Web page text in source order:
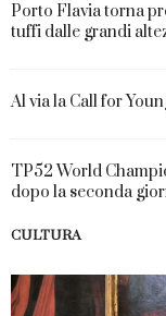
Porto Flavia torna
tuffi dalle grandi
Al via la Call for
TP52 World
dopo la seconda
CULTURA